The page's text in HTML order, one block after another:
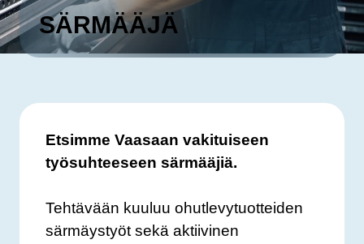
SÄRMÄÄJÄ
Etsimme Vaasaan vakituiseen
työsuhteeseen särmääjiä.
Tehtävään kuuluu ohutlevytuotteiden
särmäystyöt sekä aktiivinen